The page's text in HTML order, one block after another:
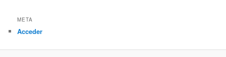
META
Acceder